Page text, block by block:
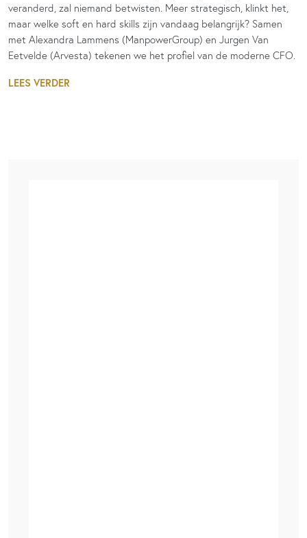
veranderd, zal niemand betwisten. Meer strategisch, klinkt het,
maar welke soft en hard skills zijn vandaag belangrijk? Samen
met Alexandra Lammens (ManpowerGroup) en Jurgen Van
Eetvelde (Arvesta) tekenen we het profiel van de moderne CFO.
LEES VERDER